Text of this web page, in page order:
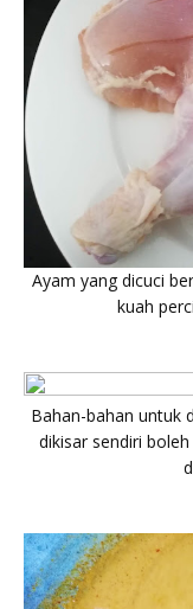
Ayam yang dicuci
kuah
Bahan-bahan untuk
dikisar sendiri